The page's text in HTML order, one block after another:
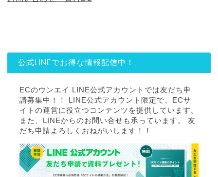
公式LINEでお得な情報配信中！
ECのウンエイ LINE公式アカウントでは友だち申
請募集中！！ LINE公式アカウント限定で、ECサ
イトの運営に役立つコンテンツを提供しています。
また、LINEからのお問い合せも承っています。 友
だち申請よろしくおねがいします！！